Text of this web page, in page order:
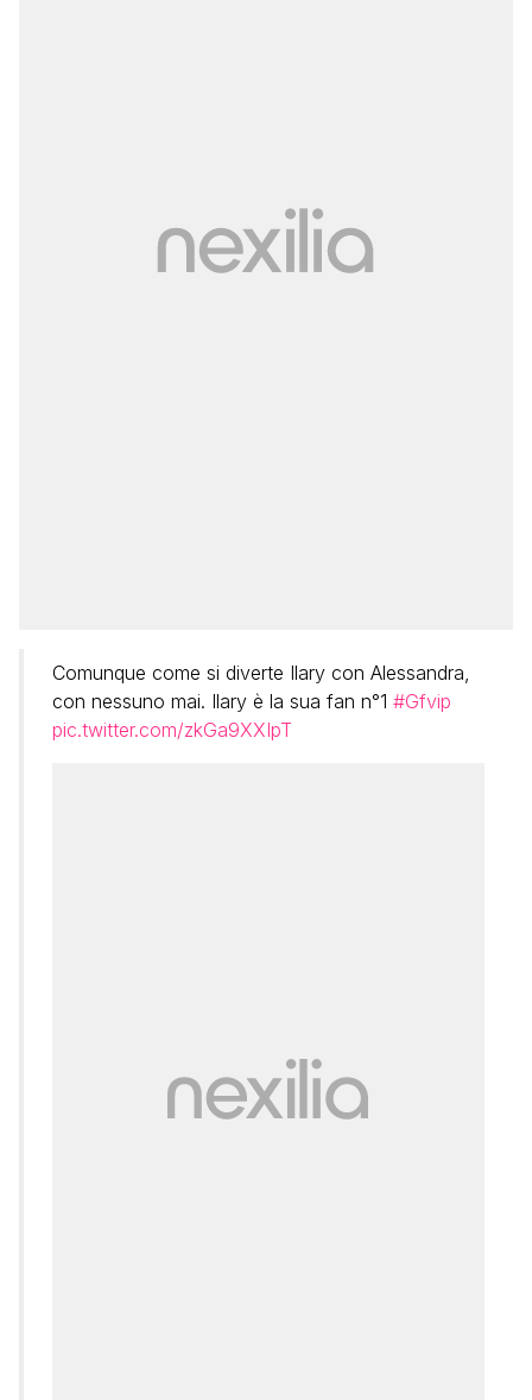
Comunque come si diverte Ilary con Alessandra,
con nessuno mai. Ilary è la sua fan n°1 #Gfvip
pic.twitter.com/zkGa9XXIpT